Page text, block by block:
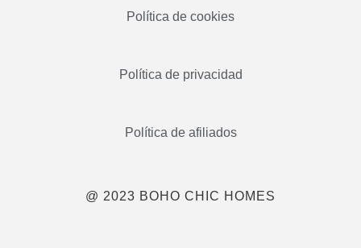
Política de cookies
Política de privacidad
Política de afiliados
@ 2023 BOHO CHIC HOMES